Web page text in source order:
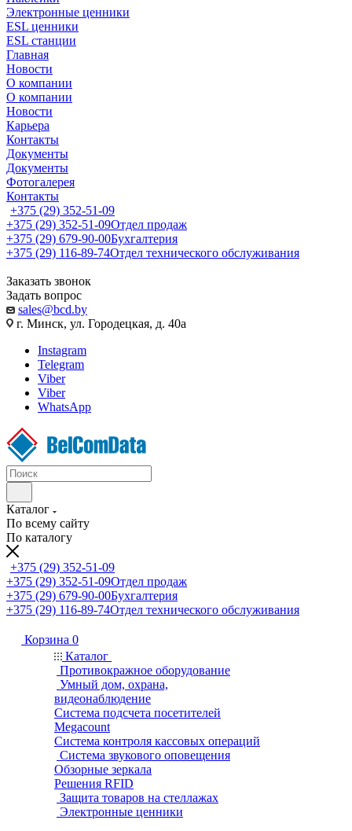
Электронные ценники
ESL ценники
ESL станции
Главная
Новости
О компании
О компании
Новости
Карьера
Контакты
Документы
Документы
Фотогалерея
Контакты
+375 (29) 352-51-09
+375 (29) 352-51-09Отдел продаж
+375 (29) 679-90-00Бухгалтерия
+375 (29) 116-89-74Отдел технического обслуживания
Заказать звонок
Задать вопрос
sales@bcd.by
г. Минск, ул. Городецкая, д. 40а
Instagram
Telegram
Viber
Viber
WhatsApp
Каталог
По всему сайту
По каталогу
+375 (29) 352-51-09
+375 (29) 352-51-09Отдел продаж
+375 (29) 679-90-00Бухгалтерия
+375 (29) 116-89-74Отдел технического обслуживания
Корзина 0
Каталог
Противокражное оборудование
Умный дом, охрана,
видеонаблюдение
Система подсчета посетителей
Megacount
Система контроля кассовых операций
Система звукового оповещения
Обзорные зеркала
Решения RFID
Защита товаров на стеллажах
Электронные ценники